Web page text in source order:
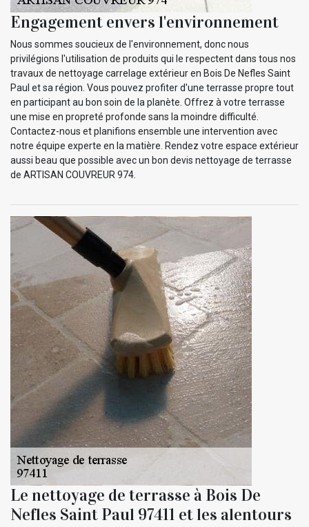
Engagement envers l'environnement
Nous sommes soucieux de l'environnement, donc nous
privilégions l'utilisation de produits qui le respectent dans tous nos
travaux de nettoyage carrelage extérieur en Bois De Nefles Saint
Paul et sa région. Vous pouvez profiter d'une terrasse propre tout
en participant au bon soin de la planète. Offrez à votre terrasse
une mise en propreté profonde sans la moindre difficulté.
Contactez-nous et planifions ensemble une intervention avec
notre équipe experte en la matière. Rendez votre espace extérieur
aussi beau que possible avec un bon devis nettoyage de terrasse
de ARTISAN COUVREUR 974.
Le nettoyage de terrasse à Bois De
Nefles Saint Paul 97411 et les alentours